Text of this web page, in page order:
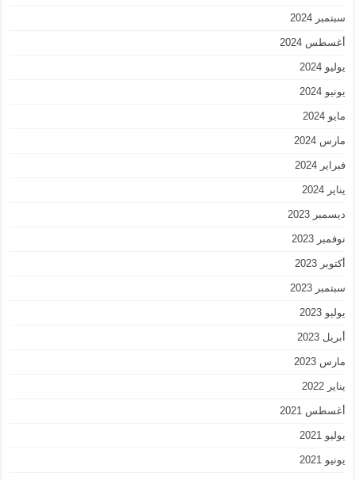
سبتمبر 2024
أغسطس 2024
يوليو 2024
يونيو 2024
مايو 2024
مارس 2024
فبراير 2024
يناير 2024
ديسمبر 2023
نوفمبر 2023
أكتوبر 2023
سبتمبر 2023
يوليو 2023
أبريل 2023
مارس 2023
يناير 2022
أغسطس 2021
يوليو 2021
يونيو 2021